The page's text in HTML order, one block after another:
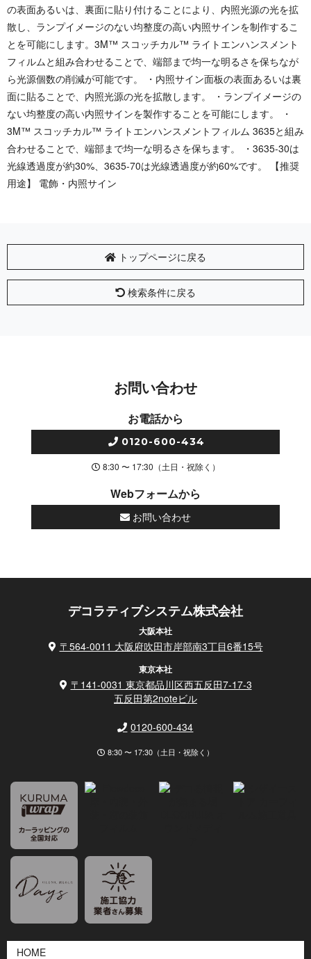
の表面あるいは、裏面に貼り付けることにより、内照光源の光を拡
散し、ランプイメージのない均整度の高い内照サインを制作するこ
とを可能にします。3M™ スコッチカル™ ライトエンハンスメント
フィルムと組み合わせることで、端部まで均一な明るさを保ちなが
ら光源個数の削減が可能です。 ・内照サイン面板の表面あるいは裏
面に貼ることで、内照光源の光を拡散します。 ・ランプイメージの
ない均整度の高い内照サインを製作することを可能にします。 ・
3M™ スコッチカル™ ライトエンハンスメントフィルム 3635と組み
合わせることで、端部まで均一な明るさを保ちます。 ・3635-30は
光線透過度が約30%、3635-70は光線透過度が約60%です。 【推奨
用途】 電飾・内照サイン
トップページに戻る
検索条件に戻る
お問い合わせ
お電話から
0120-600-434
8:30 〜 17:30（土日・祝除く）
Webフォームから
お問い合わせ
デコラティブシステム株式会社
大阪本社
〒564-0011 大阪府吹田市岸部南3丁目6番15号
東京本社
〒141-0031 東京都品川区西五反田7-17-3
五反田第2noteビル
0120-600-434
8:30 〜 17:30（土日・祝除く）
HOME